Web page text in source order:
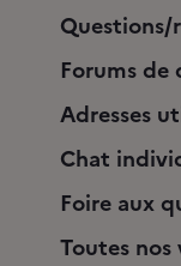
Questions/
Forums de
Adresses
Chat
Foire aux
Toutes nos